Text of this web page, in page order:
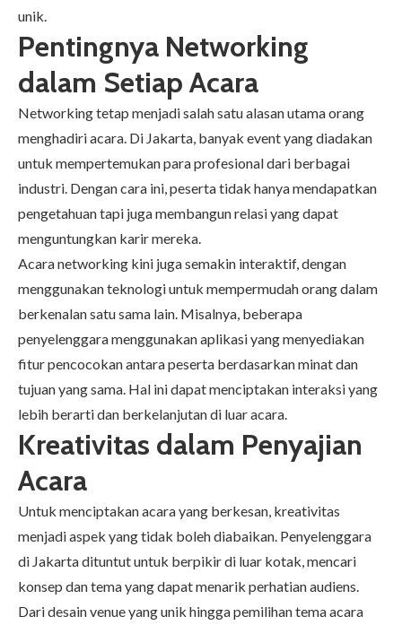
unik.
Pentingnya Networking
dalam Setiap Acara
Networking tetap menjadi salah satu alasan utama orang
menghadiri acara. Di Jakarta, banyak event yang diadakan
untuk mempertemukan para profesional dari berbagai
industri. Dengan cara ini, peserta tidak hanya mendapatkan
pengetahuan tapi juga membangun relasi yang dapat
menguntungkan karir mereka.
Acara networking kini juga semakin interaktif, dengan
menggunakan teknologi untuk mempermudah orang dalam
berkenalan satu sama lain. Misalnya, beberapa
penyelenggara menggunakan aplikasi yang menyediakan
fitur pencocokan antara peserta berdasarkan minat dan
tujuan yang sama. Hal ini dapat menciptakan interaksi yang
lebih berarti dan berkelanjutan di luar acara.
Kreativitas dalam Penyajian
Acara
Untuk menciptakan acara yang berkesan, kreativitas
menjadi aspek yang tidak boleh diabaikan. Penyelenggara
di Jakarta dituntut untuk berpikir di luar kotak, mencari
konsep dan tema yang dapat menarik perhatian audiens.
Dari desain venue yang unik hingga pemilihan tema acara